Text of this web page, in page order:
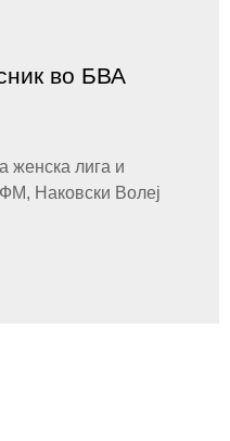
во БВА
женска лига и
Наковски Волеј